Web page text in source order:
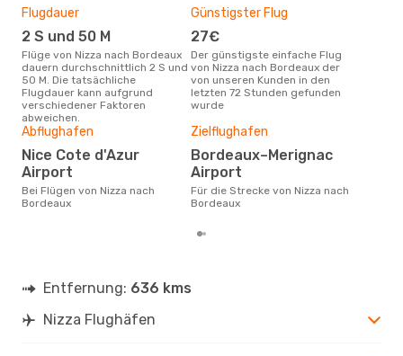
NCE- BOD
Easyjet
BOD- NCE
Flugdauer
2 S und 50 M
Flüge von Nizza nach Bordeaux
dauern durchschnittlich 2 S und
50 M. Die tatsächliche
Flugdauer kann aufgrund
verschiedener Faktoren
abweichen.
Günstigster Flug
27€
Der günstigste einfache Flug
von Nizza nach Bordeaux der
von unseren Kunden in den
letzten 72 Stunden gefunden
wurde
Abflughafen
Nice Cote d'Azur
Airport
Bei Flügen von Nizza nach
Bordeaux
Zielflughafen
Bordeaux–Merignac
Airport
Für die Strecke von Nizza nach
Bordeaux
Entfernung: 636 kms
Nizza Flughäfen